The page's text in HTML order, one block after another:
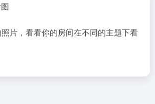
片，看看你的房间在不同的主题下看